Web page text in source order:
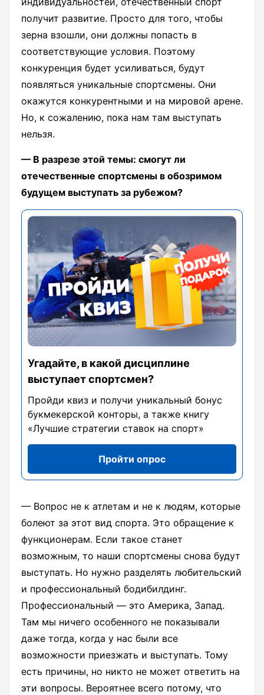
получит развитие. Просто для того, чтобы
зерна взошли, они должны попасть в
соответствующие условия. Поэтому
конкуренция будет усиливаться, будут
появляться уникальные спортсмены. Они
окажутся конкурентными и на мировой арене.
Но, к сожалению, пока нам там выступать
нельзя.
— В разрезе этой темы: смогут ли
отечественные спортсмены в обозримом
будущем выступать за рубежом?
Угадайте, в какой дисциплине
выступает спортсмен?
Пройди квиз и получи уникальный бонус
букмекерской конторы, а также книгу
«Лучшие стратегии ставок на спорт»
Пройти опрос
— Вопрос не к атлетам и не к людям, которые
болеют за этот вид спорта. Это обращение к
функционерам. Если такое станет
возможным, то наши спортсмены снова будут
выступать. Но нужно разделять любительский
и профессиональный бодибилдинг.
Профессиональный — это Америка, Запад.
Там мы ничего особенного не показывали
даже тогда, когда у нас были все
возможности приезжать и выступать. Тому
есть причины, но никто не может ответить на
эти вопросы. Вероятнее всего потому, что